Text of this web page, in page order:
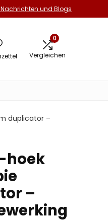
Nachrichten und Blogs
0
Vergleichen
duplicator –
hoek
–